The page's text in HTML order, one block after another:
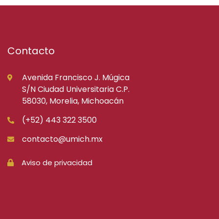
Contacto
Avenida Francisco J. Múgica
S/N Ciudad Universitaria C.P.
58030, Morelia, Michoacán
(+52) 443 322 3500
contacto@umich.mx
Aviso de privacidad